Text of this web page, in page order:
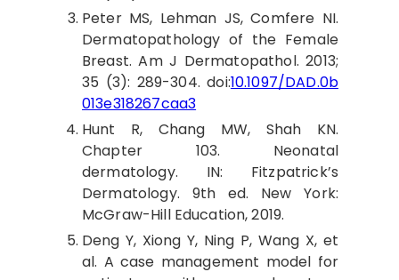
PeterMS, Lehman JS, Comfere NI.
Dermatopathology of the Female
Breast. Am J Dermatopathol. 2013;
35 (3): 289-304. doi:10.1097/DAD.0b
013e318267caa3
Hunt R, Chang MW, Shah KN.
Chapter 103. Neonatal
dermatology. IN: Fitzpatrick’s
Dermatology. 9th ed. New York:
McGraw-Hill Education, 2019.
Deng Y, Xiong Y, Ning P, Wang X, et
al. A case management model for